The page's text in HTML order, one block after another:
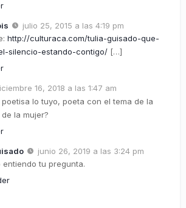
julio 25, 2015 a las 4:19 pm
http://culturaca.com/tulia-guisado-que-
silencio-estando-contigo/ […]
16, 2018 a las 1:47 am
poetisa lo tuyo, poeta con el tema de la
la mujer?
junio 26, 2019 a las 3:24 pm
entiendo tu pregunta.